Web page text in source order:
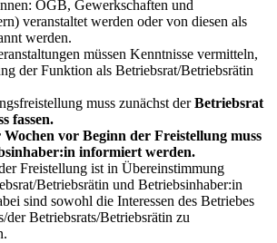
ÖGB, Gewerkschaften und
veranstaltet werden oder von diesen als
werden.
müssen Kenntnisse vermitteln,
der Funktion als Betriebsrat/Betriebsrätin
muss zunächst derBetriebsrat
fassen.
Wochen vor Beginn der Freistellung muss
informiert werden.
Freistellung ist in Übereinstimmung
Betriebsrätin und Betriebsinhaber:in
sind sowohl die Interessen des Betriebes
der Betriebsrats/Betriebsrätin zu